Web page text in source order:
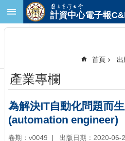
跳到主要內容區塊
首
頁
臺
大
首
頁
計資中心電子報
首頁
產業專欄
為解決IT自動化問題而
(automation engineer)
卷期：v0049 出版日期：2020-06-